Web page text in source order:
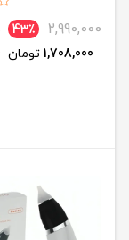
2,990,000
43٪
1,708,000 تومان